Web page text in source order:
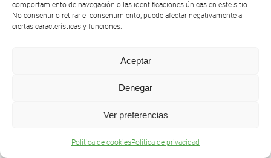
comportamiento de navegación o las identificaciones únicas en este sitio.
No consentir o retirar el consentimiento, puede afectar negativamente a
ciertas características y funciones.
Aceptar
Denegar
Ver preferencias
Política de cookiesPolítica de privacidad
CONOCE NUESTRO
PUERTO DEPORTIVO
DESCÚBRELO